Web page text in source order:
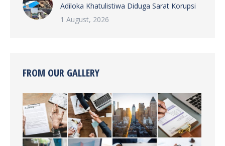
Adiloka Khatulistiwa Diduga Sarat Korupsi
1 August, 2026
FROM OUR GALLERY